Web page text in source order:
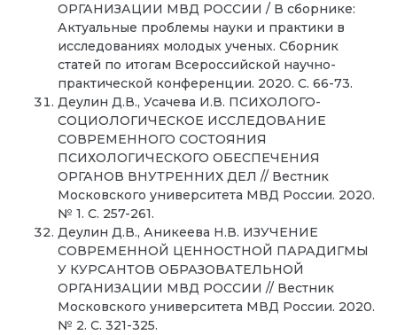
ОРГАНИЗАЦИИ МВД РОССИИ / В сборнике:
Актуальные проблемы науки и практики в
исследованиях молодых ученых. Сборник
статей по итогам Всероссийской научно-
практической конференции. 2020. С. 66-73.
Деулин Д.В., Усачева И.В. ПСИХОЛОГО-
СОЦИОЛОГИЧЕСКОЕ ИССЛЕДОВАНИЕ
СОВРЕМЕННОГО СОСТОЯНИЯ
ПСИХОЛОГИЧЕСКОГО ОБЕСПЕЧЕНИЯ
ОРГАНОВ ВНУТРЕННИХ ДЕЛ // Вестник
Московского университета МВД России. 2020.
№ 1. С. 257-261.
Деулин Д.В., Аникеева Н.В. ИЗУЧЕНИЕ
СОВРЕМЕННОЙ ЦЕННОСТНОЙ ПАРАДИГМЫ
У КУРСАНТОВ ОБРАЗОВАТЕЛЬНОЙ
ОРГАНИЗАЦИИ МВД РОССИИ // Вестник
Московского университета МВД России. 2020.
№ 2. С. 321-325.